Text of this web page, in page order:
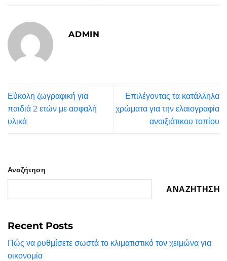
ADMIN
Εύκολη ζωγραφική για
παιδιά 2 ετών με ασφαλή
υλικά
Επιλέγοντας τα κατάλληλα
χρώματα για την ελαιογραφία
ανοιξιάτικου τοπίου
Αναζήτηση
ΑΝΑΖΉΤΗΣΗ
Recent Posts
Πώς να ρυθμίσετε σωστά το κλιματιστικό τον χειμώνα για
οικονομία